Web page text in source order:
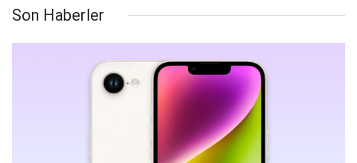
Son Haberler